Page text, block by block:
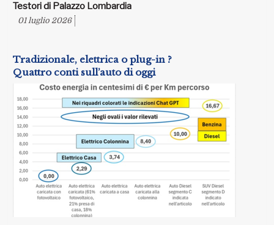
Testori di Palazzo Lombardia
01 luglio 2026
Tradizionale, elettrica o plug-in ?
Quattro conti sull’auto di oggi